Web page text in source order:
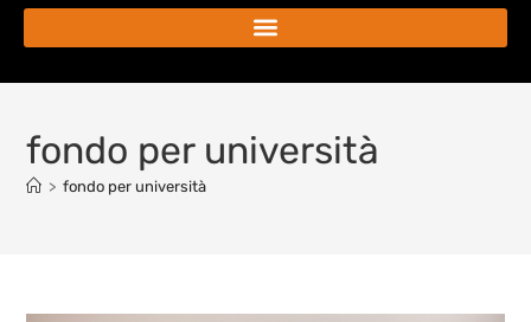
fondo per università
> fondo per università